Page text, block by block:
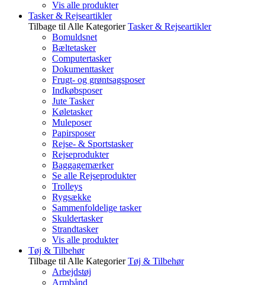
Vis alle produkter
Tasker & Rejseartikler
Tilbage til Alle Kategorier Tasker & Rejseartikler
Bomuldsnet
Bæltetasker
Computertasker
Dokumenttasker
Frugt- og grøntsagsposer
Indkøbsposer
Jute Tasker
Køletasker
Muleposer
Papirsposer
Rejse- & Sportstasker
Rejseprodukter
Baggagemærker
Se alle Rejseprodukter
Trolleys
Rygsække
Sammenfoldelige tasker
Skuldertasker
Strandtasker
Vis alle produkter
Tøj & Tilbehør
Tilbage til Alle Kategorier Tøj & Tilbehør
Arbejdstøj
Armbånd